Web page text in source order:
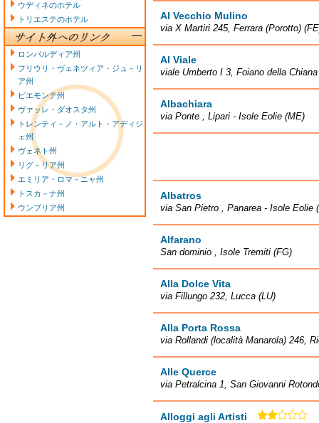
Al Vecchio Mulino
via X Martiri 245, Ferrara (Porotto)
Al Viale
viale Umberto I 3, Foiano della
Albachiara
via Ponte , Lipari - Isole Eolie (ME)
Albatros
via San Pietro , Panarea - Isole Eolie
Alfarano
San dominio , Isole Tremiti (FG)
Alla Dolce Vita
via Fillungo 232, Lucca (LU)
Alla Porta Rossa
via Rollandi (località Manarola) 246,
Alle Querce
via Petralcina 1, San Giovanni
Alloggi agli Artisti
ウディネのホテル
トリエステのホテル
ロンバルディア州
フリウリ・ヴェネツィア・ジュ－リ
ア州
ピエモンテ州
ヴァッレ・ダオスタ州
トレンティ－ノ・アルト・アディジ
ェ州
ヴェネト州
リグ－リア州
エミリア・ロマ－ニャ州
トスカ－ナ州
ウンブリア州